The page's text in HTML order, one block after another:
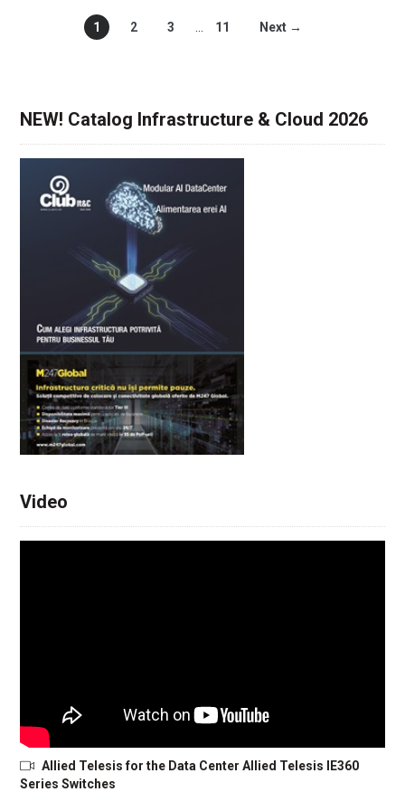
1 2 3 11 Next →
NEW! Catalog Infrastructure & Cloud 2026
Video
Allied Telesis for the Data Center Allied Telesis IE360
Series Switches